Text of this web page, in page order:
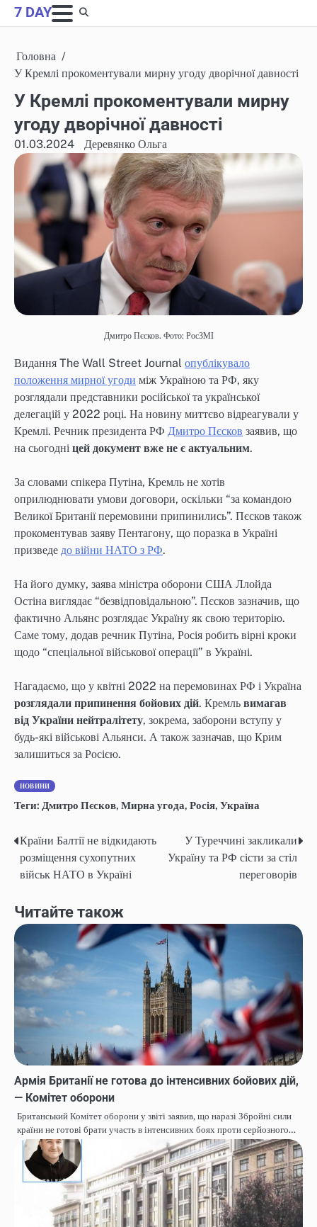
Skip
to
7 DAY
Головна
У Кремлі прокоментували мирну угоду дворічної давності
У Кремлі прокоментували мирну
угоду дворічної давності
01.03.2024 Деревянко Ольга
Дмитро Пєсков. Фото: РосЗМІ
Видання The Wall Street Journal опублікувало
положення мирної угоди між Україною та РФ, яку
розглядали представники російської та української
делегацій у 2022 році. На новину миттєво відреагували у
Кремлі. Речник президента РФ Дмитро Пєсков заявив, що
на сьогодні цей документ вже не є актуальним.
За словами спікера Путіна, Кремль не хотів
оприлюднювати умови договори, оскільки “за командою
Великої Британії перемовини припинились”. Пєсков також
прокоментував заяву Пентагону, що поразка в Україні
призведе до війни НАТО з РФ.
На його думку, заява міністра оборони США Ллойда
Остіна виглядає “безвідповідальною”. Пєсков зазначив, що
фактично Альянс розглядає Україну як свою територію.
Саме тому, додав речник Путіна, Росія робить вірні кроки
щодо “спеціальної військової операції” в Україні.
Нагадаємо, що у квітні 2022 на перемовинах РФ і Україна
розглядали припинення бойових дій. Кремль вимагав
від України нейтралітету, зокрема, заборони вступу у
будь-які військові Альянси. А також зазначав, що Крим
залишиться за Росією.
НОВИНИ
Теги: Дмитро Пєсков, Мирна угода, Росія, Україна
Навігація
записів
Країни Балтії не відкидають
розміщення сухопутних
військ НАТО в Україні
У Туреччині закликали
Україну та РФ сісти за стіл
переговорів
Читайте також
Армія Британії не готова до інтенсивних бойових дій,
— Комітет оборони
Британський Комітет оборони у звіті заявив, що наразі Збройні сили
країни не готові брати участь в інтенсивних боях проти серйозного…